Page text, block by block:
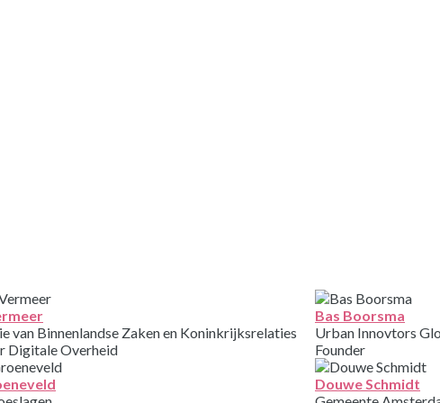
van Binnenlandse Zaken en Koninkrijksrelaties
Digitale Overheid
Bas Boorsma
Urban Innovtors
Founder
Douwe Schmidt